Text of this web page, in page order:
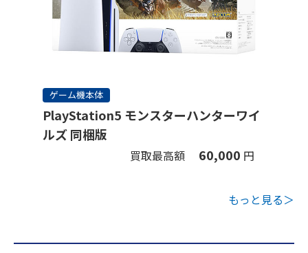
ゲーム機本体
PlayStation5 モンスターハンターワイ
ルズ 同梱版
買取最高額 60,000 円
もっと見る＞